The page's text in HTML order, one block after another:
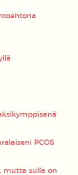
PCOS
mutta sulla on